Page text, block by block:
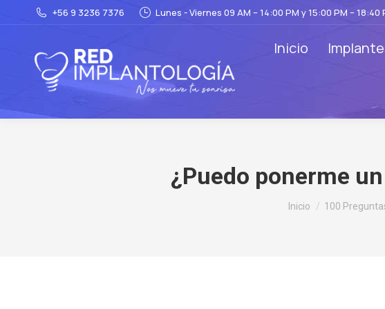
+56 9 3236 7376 Lunes - Viernes 09 AM – 14:00 PM y 15:00 PM – 18:40
Inicio
¿Puedo ponerme
Estás aquí:
Inicio 100